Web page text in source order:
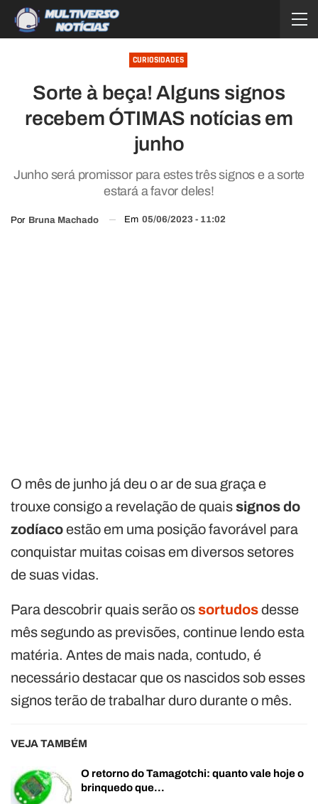
CURIOSIDADES
Sorte à beça! Alguns signos
recebem ÓTIMAS notícias em
junho
Junho será promissor para estes três signos e a sorte
estará a favor deles!
Por Bruna Machado Em 05/06/2023 - 11:02
O mês de junho já deu o ar de sua graça e
trouxe consigo a revelação de quaissignos do
zodíacoestão em uma posição favorável para
conquistar muitas coisas em diversos setores
de suas vidas.
Para descobrir quais serão ossortudosdesse
mês segundo as previsões, continue lendo esta
matéria. Antes de mais nada, contudo, é
necessário destacar que os nascidos sob esses
signos terão de trabalhar duro durante o mês.
VEJA TAMBÉM
O retorno do Tamagotchi: quanto vale hoje o
brinquedo que…